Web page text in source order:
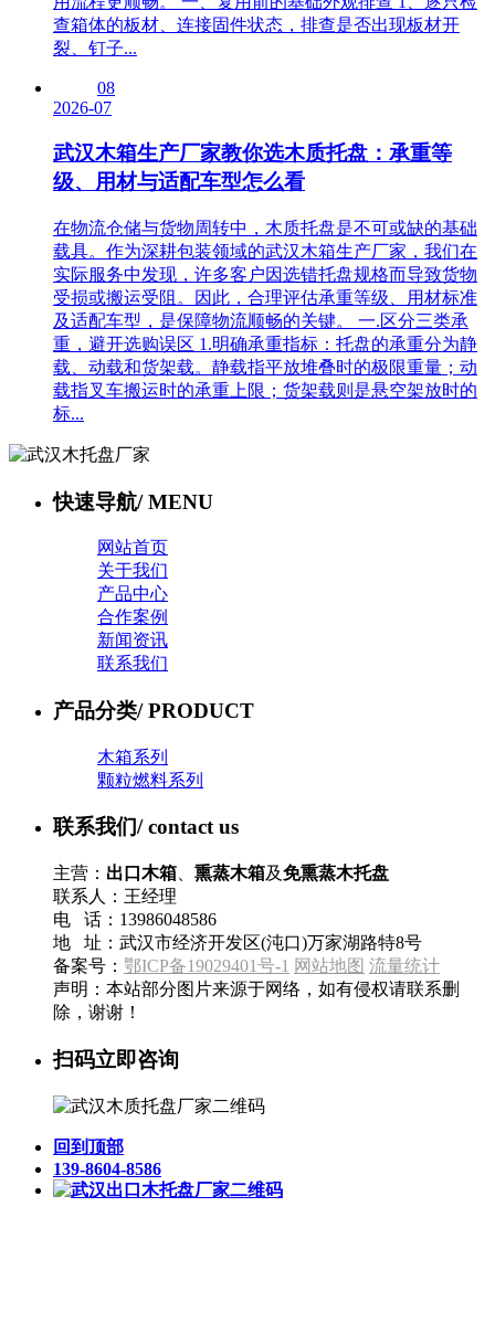
查箱体的板材、连接固件状态，排查是否出现板材开
裂、钉子...
08
2026-07
武汉木箱生产厂家教你选木质托盘：承重等
级、用材与适配车型怎么看
在物流仓储与货物周转中，木质托盘是不可或缺的基础
载具。作为深耕包装领域的武汉木箱生产厂家，我们在
实际服务中发现，许多客户因选错托盘规格而导致货物
受损或搬运受阻。因此，合理评估承重等级、用材标准
及适配车型，是保障物流顺畅的关键。 一.区分三类承
重，避开选购误区 1.明确承重指标：托盘的承重分为静
载、动载和货架载。静载指平放堆叠时的极限重量；动
载指叉车搬运时的承重上限；货架载则是悬空架放时的
标...
快速导航/ MENU
网站首页
关于我们
产品中心
合作案例
新闻资讯
联系我们
产品分类/ PRODUCT
木箱系列
颗粒燃料系列
联系我们/ contact us
主营： 出口木箱 熏蒸木箱及免熏蒸木托盘
联系人：王经理
电 话：13986048586
地 址：武汉市经济开发区(沌口)万家湖路特8号
备案号： 鄂ICP备19029401号-1 网站地图 流量统计
声明：本站部分图片来源于网络，如有侵权请联系删
除，谢谢！
扫码立即咨询
回到顶部
139-8604-8586